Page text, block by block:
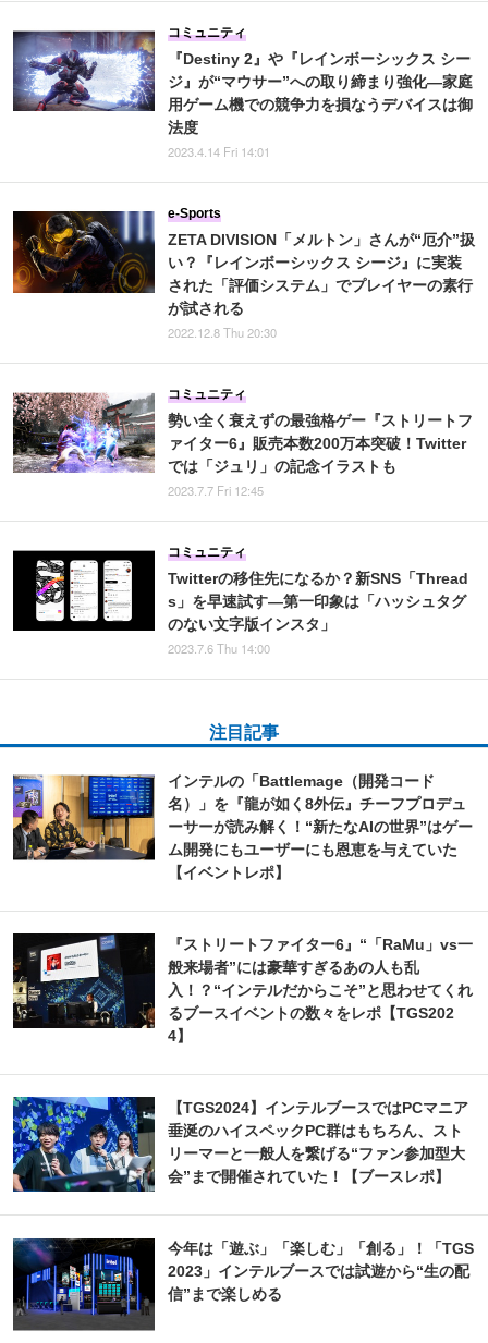
『Destiny 2』や『レインボーシックス シー
ジ』が“マウサー”への取り締まり強化―家庭
用ゲーム機での競争力を損なうデバイスは御
法度
コミュニティ
2023.4.14 Fri 14:01
ZETA DIVISION「メルトン」さんが“厄介”扱
い？『レインボーシックス シージ』に実装
された「評価システム」でプレイヤーの素行
が試される
e-Sports
2022.12.8 Thu 20:30
勢い全く衰えずの最強格ゲー『ストリートフ
ァイター6』販売本数200万本突破！Twitter
では「ジュリ」の記念イラストも
コミュニティ
2023.7.7 Fri 12:45
Twitterの移住先になるか？新SNS「Thread
s」を早速試す―第一印象は「ハッシュタグ
のない文字版インスタ」
コミュニティ
2023.7.6 Thu 14:00
注目記事
インテルの「Battlemage（開発コード
名）」を『龍が如く8外伝』チーフプロデュ
ーサーが読み解く！“新たなAIの世界”はゲー
ム開発にもユーザーにも恩恵を与えていた
【イベントレポ】
『ストリートファイター6』“「RaMu」vs一
般来場者”には豪華すぎるあの人も乱
入！？“インテルだからこそ”と思わせてくれ
るブースイベントの数々をレポ【TGS202
4】
【TGS2024】インテルブースではPCマニア
垂涎のハイスペックPC群はもちろん、スト
リーマーと一般人を繋げる“ファン参加型大
会”まで開催されていた！【ブースレポ】
今年は「遊ぶ」「楽しむ」「創る」！「TGS
2023」インテルブースでは試遊から“生の配
信”まで楽しめる